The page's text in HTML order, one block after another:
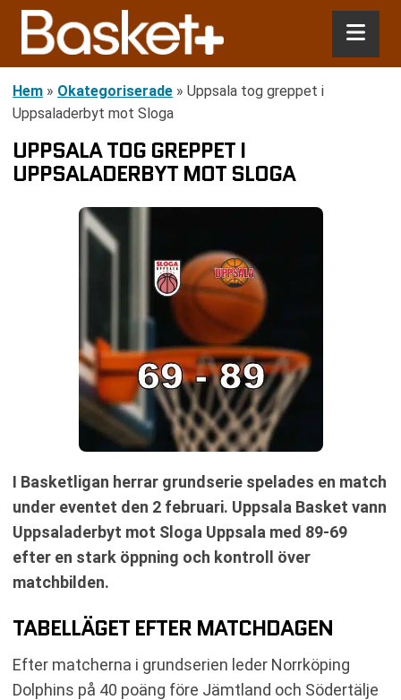
Hem » Okategoriserade » Uppsala tog greppet i
Uppsaladerbyt mot Sloga
UPPSALA TOG GREPPET I
UPPSALADERBYT MOT SLOGA
I Basketligan herrar grundserie spelades en match
under eventet den 2 februari. Uppsala Basket vann
Uppsaladerbyt mot Sloga Uppsala med 89-69
efter en stark öppning och kontroll över
matchbilden.
TABELLÄGET EFTER MATCHDAGEN
Efter matcherna i grundserien leder Norrköping
Dolphins på 40 poäng före Jämtland och Södertälje